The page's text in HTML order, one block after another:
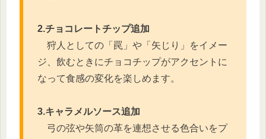
2.チョコレートチップ追加
狩人としての「罠」や「矢じり」をイメー
ジ、飲むときにチョコチップがアクセントに
なって食感の変化を楽しめます。
3.キャラメルソース追加
弓の弦や矢筒の革を連想させる色合いをプ